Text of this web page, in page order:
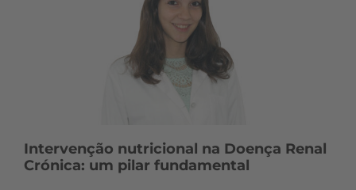
Intervenção nutricional na Doença Renal
Crónica: um pilar fundamental